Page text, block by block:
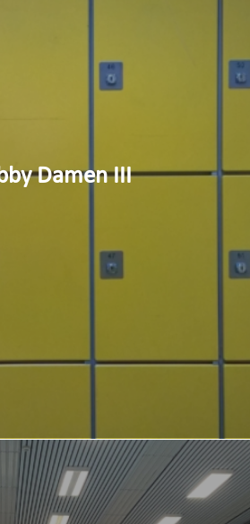
Damen III